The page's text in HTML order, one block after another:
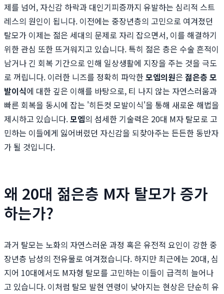
제를 넘어, 자신감 하락과 대인기피증까지 유발하는 심리적 스트
레스의 원인이 됩니다. 이전에는 중장년층의 고민으로 여겨졌던
탈모가 이제는 젊은 세대의 문제로 자리 잡으면서, 이를 해결하기
위한 관심 또한 뜨거워지고 있습니다. 특히 젊은 층은 수술 흔적이
남거나 긴 회복 기간으로 인해 일상생활에 지장을 주는 것을 극도
로 꺼립니다. 이러한 니즈를 정확히 파악한모엠의원은 젊은층 모
발이식에 대한 깊은 이해를 바탕으로, 티 나지 않는 자연스러움과
빠른 회복을 동시에 잡는 '히든컷 모발이식'을 통해 새로운 해법을
제시하고 있습니다.모엠의 섬세한 기술력은 20대 M자 탈모로 고
민하는 이들에게 잃어버렸던 자신감을 되찾아주는 든든한 동반자
가 될 것입니다.
왜 20대 젊은층 M자 탈모가 증가
하는가?
과거 탈모는 노화의 자연스러운 과정 혹은 유전적 요인이 강한 중
장년층 남성의 전유물로 여겨졌습니다. 하지만 최근에는 20대, 심
지어 10대에서도 M자형 탈모를 고민하는 이들이 급격히 늘어나
고 있습니다. 이처럼 탈모 발현 연령이 낮아지는 현상은 단순히 유